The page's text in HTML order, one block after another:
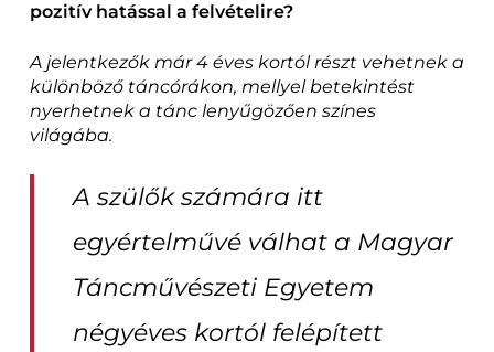
pozitív hatással a felvételire?
A jelentkezők már 4 éves kortól részt vehetnek a
különböző táncórákon, mellyel betekintést
nyerhetnek a tánc lenyűgözően színes
világába.
A szülők számára itt
egyértelművé válhat a Magyar
Táncművészeti Egyetem
négyéves kortól felépített